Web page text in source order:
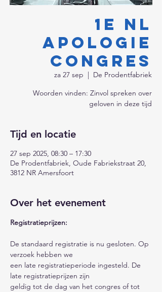
1e NL
APOLOGIE
Congres
za 27 sep
  |
De Prodentfabriek
Woorden vinden: Zinvol spreken over
geloven in deze tijd
Tijd en locatie
27 sep 2025, 08:30 – 17:30
De Prodentfabriek, Oude Fabriekstraat 20,
3812 NR Amersfoort
Over het evenement
Registratieprijzen:
De standaard registratie is nu gesloten. Op
verzoek hebben we
een late registratieperiode ingesteld. De
late registratieprijzen zijn
geldig tot de dag van het congres of tot